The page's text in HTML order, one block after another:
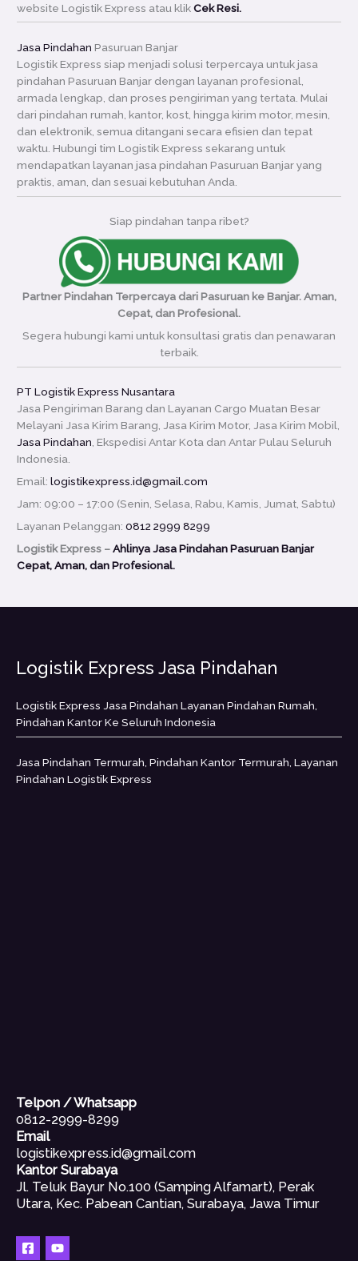
website Logistik Express atau klikCek Resi.
Jasa Pindahan Pasuruan Banjar
Logistik Express siap menjadi solusi terpercaya untuk jasa
pindahan Pasuruan Banjar dengan layanan profesional,
armada lengkap, dan proses pengiriman yang tertata. Mulai
dari pindahan rumah, kantor, kost, hingga kirim motor, mesin,
dan elektronik, semua ditangani secara efisien dan tepat
waktu. Hubungi tim Logistik Express sekarang untuk
mendapatkan layanan jasa pindahan Pasuruan Banjar yang
praktis, aman, dan sesuai kebutuhan Anda.
Siap pindahan tanpa ribet?
Partner Pindahan Terpercaya dari Pasuruan ke Banjar. Aman,
Cepat, dan Profesional.
Segera hubungi kami untuk konsultasi gratis dan penawaran
terbaik.
PT Logistik Express Nusantara
Jasa Pengiriman Barang dan Layanan Cargo Muatan Besar
Melayani Jasa Kirim Barang, Jasa Kirim Motor, Jasa Kirim Mobil,
Jasa Pindahan, Ekspedisi Antar Kota dan Antar Pulau Seluruh
Indonesia.
Email:logistikexpress.id@gmail.com
Jam: 09:00 – 17:00 (Senin, Selasa, Rabu, Kamis, Jumat, Sabtu)
Layanan Pelanggan:0812 2999 8299
Logistik Express –Ahlinya Jasa Pindahan Pasuruan Banjar
Cepat, Aman, dan Profesional.
Logistik Express Jasa Pindahan
Logistik Express Jasa Pindahan Layanan Pindahan Rumah,
Pindahan Kantor Ke Seluruh Indonesia
Jasa Pindahan Termurah, Pindahan Kantor Termurah, Layanan
Pindahan Logistik Express
Telpon / Whatsapp
0812-2999-8299
Email
logistikexpress.id@gmail.com
Kantor Surabaya
Jl. Teluk Bayur No.100 (Samping Alfamart), Perak
Utara, Kec. Pabean Cantian, Surabaya, Jawa Timur